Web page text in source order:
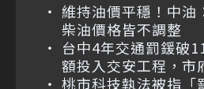
維持油價平穩！中油
柴油價格皆不調整
台中4年交通罰鍰破
額投入交安工程，市
桃市科技執法被指「